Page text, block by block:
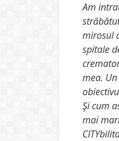
Am
mirosul
spitale
mea.
Şi cum
mai